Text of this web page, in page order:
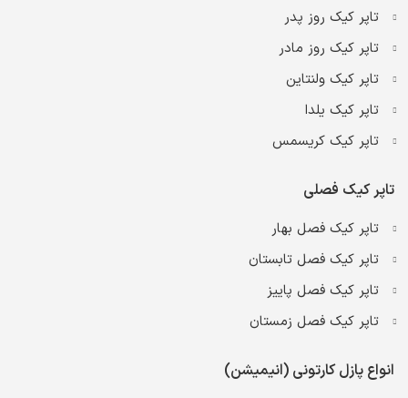
تاپر کیک روز پدر
تاپر کیک روز مادر
تاپر کیک ولنتاین
تاپر کیک یلدا
تاپر کیک کریسمس
تاپر کیک فصلی
تاپر کیک فصل بهار
تاپر کیک فصل تابستان
تاپر کیک فصل پاییز
تاپر کیک فصل زمستان
انواع پازل کارتونی (انیمیشن)